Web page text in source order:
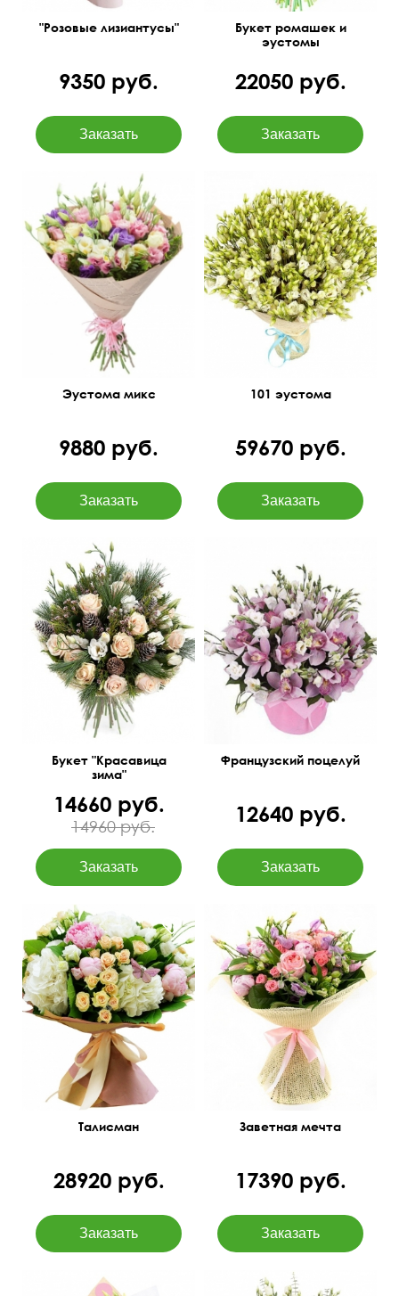
"Розовые лизиантусы"
9350 руб.
Букет ромашек и
эустомы
22050 руб.
50 см 40 см
Эустома микс
9880 руб.
60 см 75 см
101 эустома
59670 руб.
Зимний букет из елочек
(нобилиса), роз, эустомы,
а также экзотических
цветов.
50 см
40 см
Букет "Красавица
зима"
14660 руб.
14960 руб.
Букет из орхидеи
(цимбидиум) и эустомы,
способный показать всю
серьезность ваших
намерений.
50 см
45 см
Французский поцелуй
12640 руб.
Очаровательная
композиция с пионами,
гидрангией, розами и
зеленью.
Талисман
28920 руб.
Заветная мечта
17390 руб.